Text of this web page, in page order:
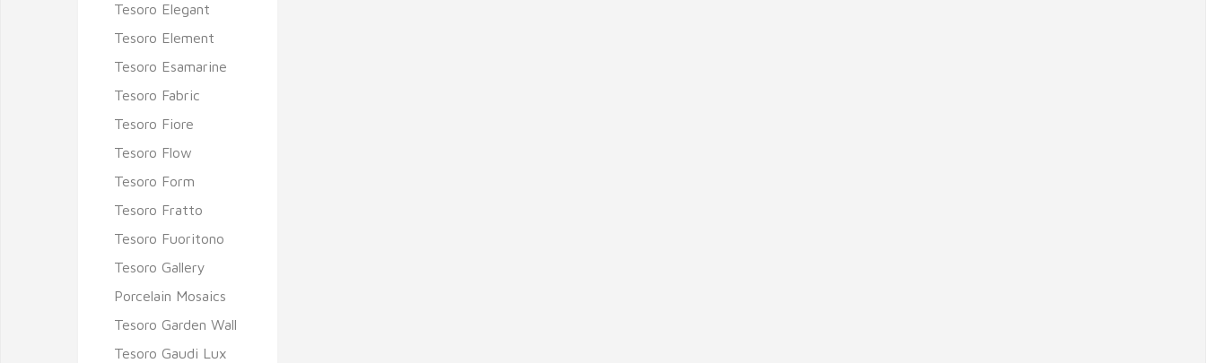
Tesoro Elegant
Tesoro Element
Tesoro Esamarine
Tesoro Fabric
Tesoro Fiore
Tesoro Flow
Tesoro Form
Tesoro Fratto
Tesoro Fuoritono
Tesoro Gallery
Porcelain Mosaics
Tesoro Garden Wall
Tesoro Gaudi Lux